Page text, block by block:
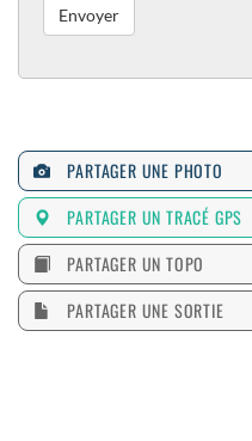
PARTAGER UNE PHOTO
PARTAGER UN TRACÉ GPS
PARTAGER UN TOPO
PARTAGER UNE SORTIE